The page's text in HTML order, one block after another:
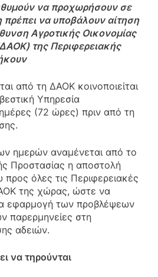
να προχωρήσουν σε
να υποβάλουν αίτηση
Αγροτικής Οικονομίας
της Περιφερειακής
από τη ΔΑΟΚ κοινοποιείται
Υπηρεσία
(72 ώρες) πριν από τη
ημερών αναμένεται από το
Προστασίας η αποστολή
προς όλες τις Περιφερειακές
της χώρας, ώστε να
εφαρμογή των προβλέψεων
παρερμηνείες στη
αδειών.
να τηρούνται